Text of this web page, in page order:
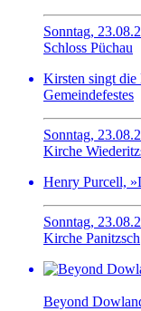
Sonntag,
Schloss Püchau
Kirsten singt die
Gemeindefestes
Sonntag,
Kirche
Henry Purcell,
Sonntag,
Kirche Panitzsch
Beyond